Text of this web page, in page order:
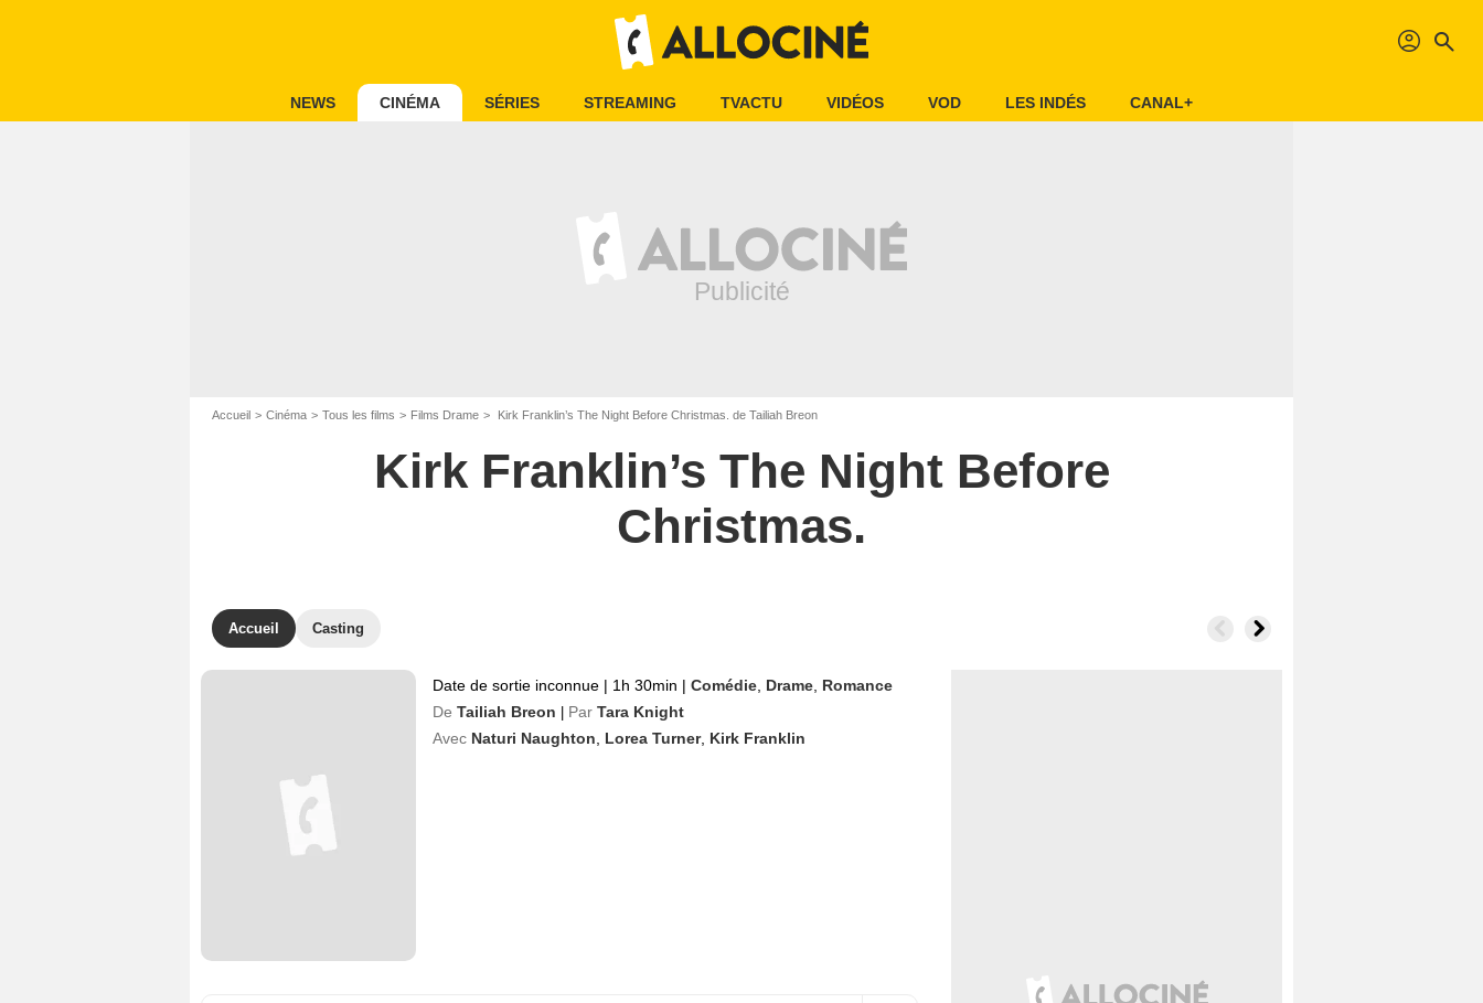
profil search
NEWS CINÉMA SÉRIES STREAMING TVACTU VIDÉOS VOD LES INDÉS CANAL+
Accueil Cinéma Tous les films Films Drame Kirk Franklin’s The Night Before Christmas. de Tailiah Breon
Kirk Franklin’s The Night Before
Christmas.
Accueil Casting
Date de sortie inconnue | 1h 30min | Comédie Drame Romance
De Tailiah Breon Par Tara Knight
Avec Naturi Naughton Lorea Turner, Kirk Franklin